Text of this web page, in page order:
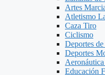
Artes
Atletismo
Caza Tiro
Ciclismo
Deportes
Deportes
Educación